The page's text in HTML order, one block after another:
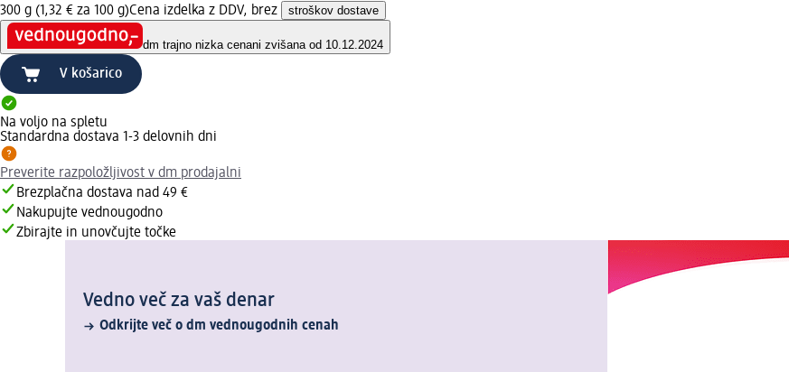
300 g (1,32 € za 100 g)Cena izdelka z DDV, brez stroškov dostave
dm trajno nizka cenani zvišana od 10.12.2024
V košarico
Na voljo na spletu
Standardna dostava 1-3 delovnih dni
Preverite razpoložljivost v dm prodajalni
Brezplačna dostava nad 49 €
Nakupujte vednougodno
Zbirajte in unovčujte točke
Vedno več za vaš denar
Odkrijte več o dm vednougodnih cenah